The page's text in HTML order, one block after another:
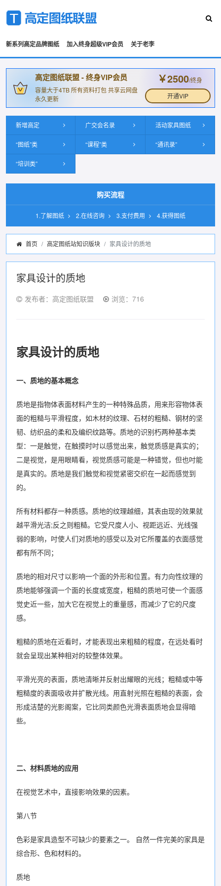
新系列高定品牌图纸 加入终身超级VIP会员 关于老李
高定图纸联盟 - 终身VIP会员
容量大于4TB 所有资料打包 共享云网盘
永久更新
￥2500/终身
开通VIP
新增高定 广交会名录 活动家具图纸
“图纸”类 “课程”类 “通讯录”
“培训类”
购买流程
1.了解图纸 2.在线咨询 3.支付费用 4.获得图纸
首页 高定图纸站知识版块 家具设计的质地
家具设计的质地
发布者：高定图纸联盟 浏览：716
家具设计的质地
一、质地的基本概念
质地是指物体表面材料产生的一种特殊品质，用来形容物体表
面的粗糙与平滑程度，如木材的纹理、石材的粗糙、钢材的坚
韧、纺织品的柔和及编织纹路等。质地的识别朽两种基本类
型：一是触觉，在触摸时吋以感觉出来，触觉质感是真实的；
二是视觉，是用眼睛看，视觉质感可能是一种错觉，但也吋能
是真实的。质地是我们触觉和视觉紧密交织在一起而感觉到
的。
所有材料都存一种质感。质地的纹理越细，其表由现的效果就
越平滑光洁;反之则粗糙。它受尺度人小、视距远近、光线强
弱的影响，吋使人们对质地的感受以及对它所覆盖的衣面感觉
都有所不同；
质地的相对尺寸以影响一个面的外形和位置。有力向性纹理的
质地能够强调一个面的长度或宽度，粗糙的质地可使一个面感
觉史近一些，加大它在视觉上的重量感，而减少了它的尺度
感。
粗糙的质地在近看时，才能表现出来粗糙的程度，在远处看时
就会呈现出某种相对的较整体效果。
平滑光亮的表面，质地清晰并反射出耀眼的光线；粗糙或中等
粗糙度的表面吸收并扩散光线。用直射光照在粗糙的表面，会
形成洁楚的光影阁案，它比同类颜色光滑表面质地会显得暗
些。
二、材料质地的应用
在视觉艺术中，直接影响效果的因素。
第八节
色彩是家具造型不可缺少的要素之一。 自然一件完美的家具是
综合形、色和材料的。
质地